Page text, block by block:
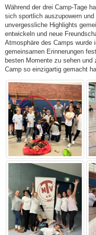
Während der drei Camp-Tage
sich sportlich auszupowern
unvergessliche Highlights
entwickeln und neue
Atmosphäre des Camps wurde
gemeinsamen Erinnerungen
besten Momente zu sehen und
Camp so einzigartig gemacht